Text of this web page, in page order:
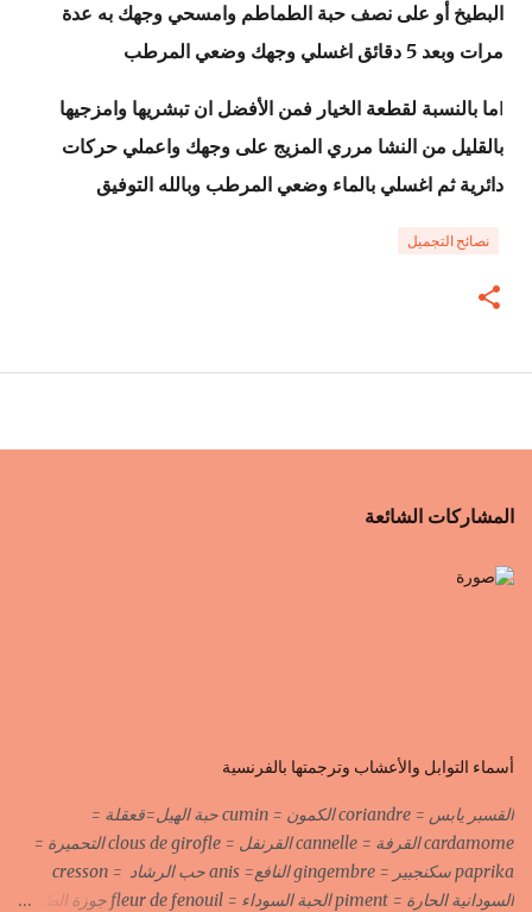
البطيخ أو على نصف حبة الطماطم وامسحي وجهك به عدة
مرات وبعد 5 دقائق اغسلي وجهك وضعي المرطب
اما بالنسبة لقطعة الخيار فمن الأفضل ان تبشريها وامزجيها
بالقليل من النشا مرري المزيج على وجهك واعملي حركات
دائرية ثم اغسلي بالماء وضعي المرطب وبالله التوفيق
نصائح التجميل
المشاركات الشائعة
أسماء التوابل والأعشاب وترجمتها بالفرنسية
القسبر يابس = coriandre الكمون = cumin حبة الهيل=قعقلة =
cardamome القرفة = cannelle القرنفل = clous de girofle التحميرة =
paprika سكنجبير = gingembre النافع= anis حب الرشاد = cresson
السودانية الحارة = piment الحبة السوداء = fleur de fenouil جوزة الطيب